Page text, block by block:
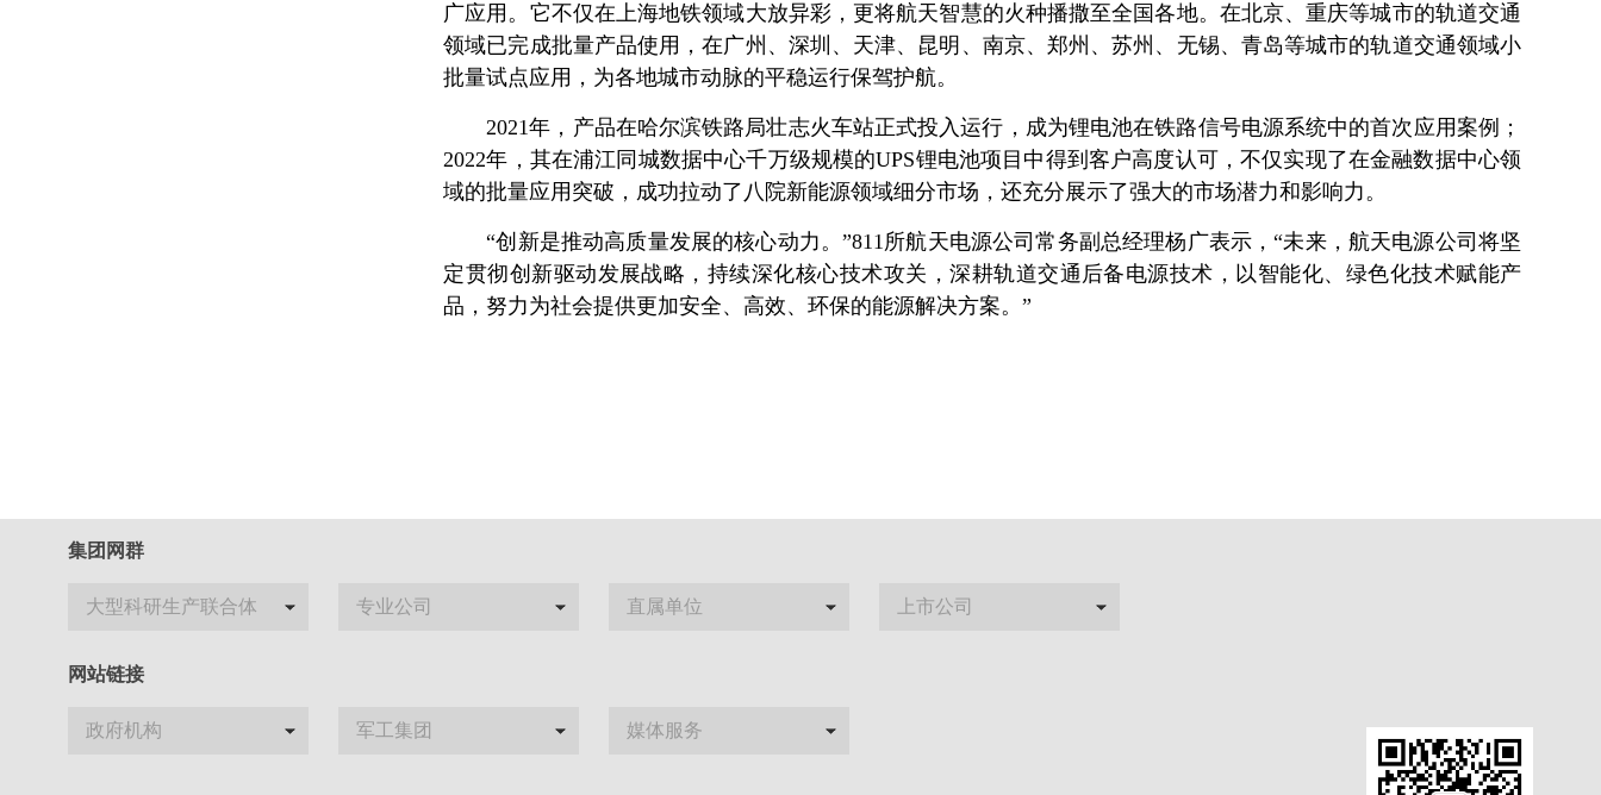
广应用。它不仅在上海地铁领域大放异彩，更将航天智慧的火种播撒至全国各地。在北京、重庆等城市的轨道交通
领域已完成批量产品使用，在广州、深圳、天津、昆明、南京、郑州、苏州、无锡、青岛等城市的轨道交通领域小
批量试点应用，为各地城市动脉的平稳运行保驾护航。
2021年，产品在哈尔滨铁路局壮志火车站正式投入运行，成为锂电池在铁路信号电源系统中的首次应用案例；
2022年，其在浦江同城数据中心千万级规模的UPS锂电池项目中得到客户高度认可，不仅实现了在金融数据中心领
域的批量应用突破，成功拉动了八院新能源领域细分市场，还充分展示了强大的市场潜力和影响力。
“创新是推动高质量发展的核心动力。”811所航天电源公司常务副总经理杨广表示，“未来，航天电源公司将坚
定贯彻创新驱动发展战略，持续深化核心技术攻关，深耕轨道交通后备电源技术，以智能化、绿色化技术赋能产
品，努力为社会提供更加安全、高效、环保的能源解决方案。”
集团网群
大型科研生产联合体 专业公司 直属单位 上市公司
网站链接
政府机构 军工集团 媒体服务